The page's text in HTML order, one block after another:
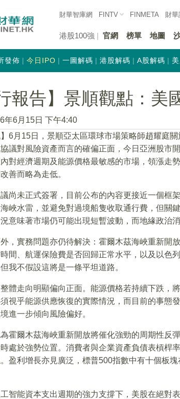
財華智庫網 FINTV FINMETA 財
港股100強 官網 榜單 地圖
發佈 今日IPO 一圖解碼 港股解碼 A股解碼
報告】景順觀點：美
年6月15日 下午4:40
】6月15日，景順亞太區環球市場策略師趙耀庭
議對風險資產而言的確偏正面，今日亞洲股市
對經濟週期及能源價格最敏感的市場，領漲走
善而略為走低。
尚未正式簽署，目前公布的內容更接近一個框
峽水雷，並避免對過境船隻收取通行費，但關
意味著市場仍可能出現短暫波動，而地緣政治
，實務問題亦仍待解決：霍爾木茲海峽重新開
間、航運保險費是否回歸正常水平，以及以色
我不假設這將是一條平坦道路。
體走向明顯偏向正面。能源價格若持續下跌，
視乎能源供應恢復的實際情況，而目前的事態
進一步傾向風險偏好。
霍爾木茲海峽重新開放將催化強勁的周期性反
處於強勢位置。消費者與企業資產負債表槓桿
盈利增長亦見廣泛，標普500指數中有十個板
智能資本支出週期的強力支撐下，美股在絕對